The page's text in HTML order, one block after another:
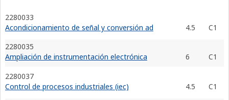
2280033
Acondicionamiento de señal y conversión ad
4.5
C1
2280035
Ampliación de instrumentación electrónica
6
C1
2280037
Control de procesos industriales (iec)
4.5
C1